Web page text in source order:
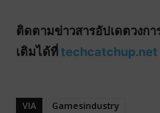
ติดตามข่าวสารอัปเดตวงก
เติมได้ที่ techcatchup.net
VIA
Gamesindustry